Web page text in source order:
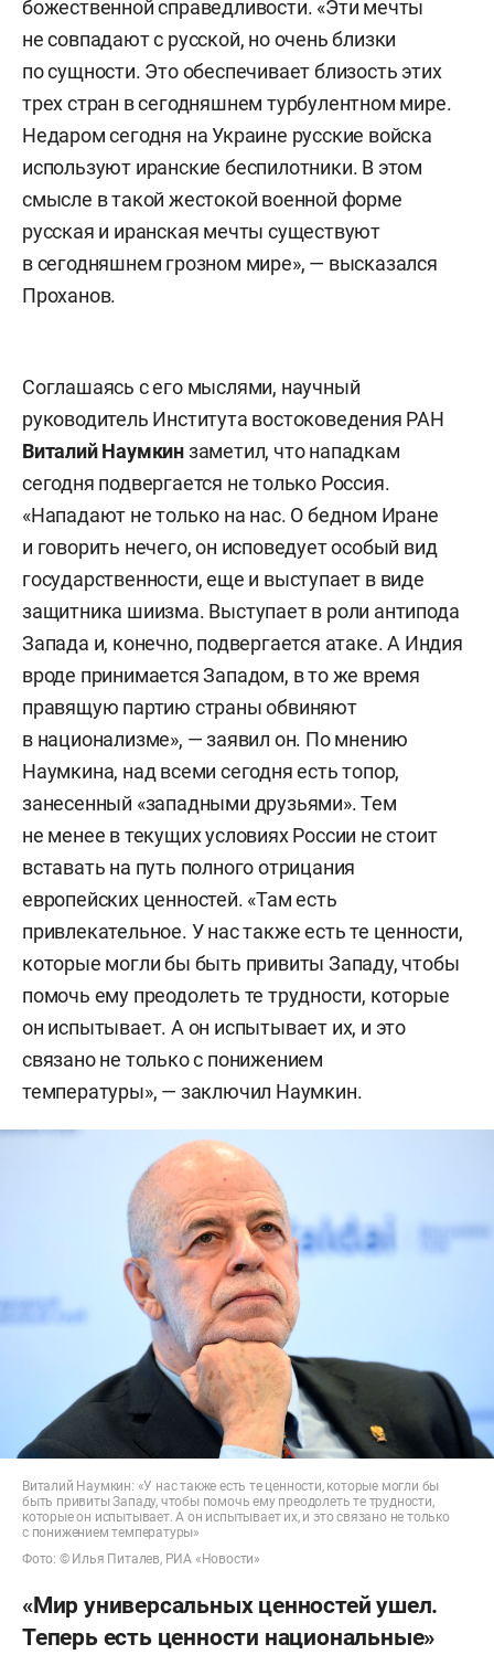
божественной справедливости. «Эти мечты
не совпадают с русской, но очень близки
по сущности. Это обеспечивает близость этих
трех стран в сегодняшнем турбулентном мире.
Недаром сегодня на Украине русские войска
используют иранские беспилотники. В этом
смысле в такой жестокой военной форме
русская и иранская мечты существуют
в сегодняшнем грозном мире», — высказался
Проханов.
Соглашаясь с его мыслями, научный
руководитель Института востоковедения РАН
Виталий Наумкинзаметил, что нападкам
сегодня подвергается не только Россия.
«Нападают не только на нас. О бедном Иране
и говорить нечего, он исповедует особый вид
государственности, еще и выступает в виде
защитника шиизма. Выступает в роли антипода
Запада и, конечно, подвергается атаке. А Индия
вроде принимается Западом, в то же время
правящую партию страны обвиняют
в национализме», — заявил он. По мнению
Наумкина, над всеми сегодня есть топор,
занесенный «западными друзьями». Тем
не менее в текущих условиях России не стоит
вставать на путь полного отрицания
европейских ценностей. «Там есть
привлекательное. У нас также есть те ценности,
которые могли бы быть привиты Западу, чтобы
помочь ему преодолеть те трудности, которые
он испытывает. А он испытывает их, и это
связано не только с понижением
температуры», — заключил Наумкин.
Виталий Наумкин: «У нас также есть те ценности, которые могли бы
быть привиты Западу, чтобы помочь ему преодолеть те трудности,
которые он испытывает. А он испытывает их, и это связано не только
с понижением температуры»
Фото: © Илья Питалев, РИА «Новости»
«Мир универсальных ценностей ушел.
Теперь есть ценности национальные»